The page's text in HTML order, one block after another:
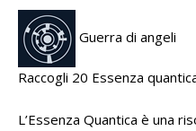
Guerra di angeli
Raccogli 20 Essenza
L’Essenza Quantica è una